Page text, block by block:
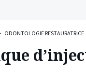
ODONTOLOGIE RESTAURATRICE